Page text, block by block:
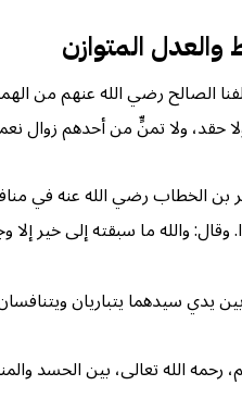
المتوازن
الصالح رضي الله عنهم من
حقد، ولا تمنٍّ من أحدهم زوال
الخطاب رضي الله عنه في
والله ما سبقته إلى خير إلا
يدي سيدهما يتباريان
رحمه الله تعالى، بين الحسد